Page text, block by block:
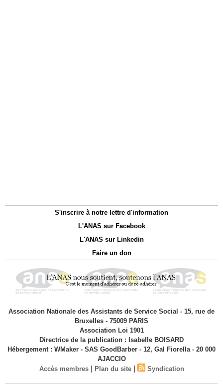
S'inscrire à notre lettre d'information
L'ANAS sur Facebook
L'ANAS sur Linkedin
Faire un don
Association Nationale des Assistants de Service Social - 15, rue de
Bruxelles - 75009 PARIS
Association Loi 1901
Directrice de la publication : Isabelle BOISARD
Hébergement : WMaker - SAS GoodBarber - 12, Gal Fiorella - 20 000
AJACCIO
Accès membres | Plan du site | Syndication